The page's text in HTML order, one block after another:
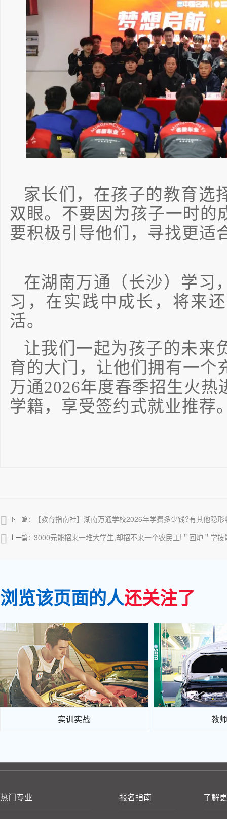
家长们，在孩子的教育选
双眼。不要因为孩子一时的
要积极引导他们，寻找更适
在湖南万通（长沙）学习
习，在实践中成长，将来
活。
让我们一起为孩子的未来
育的大门，让他们拥有一个
万通2026年度春季招生火
学籍，享受签约式就业推荐
 下一篇： 【教育指南社】湖南万通学校2026年学费多少钱?有其他隐形
 上一篇： 3000元能招来一堆大学生,却招不来一个农民工!＂回炉＂学技
浏览该页面的人还关注了
实训实战 教
热门专业 报名指南 了解